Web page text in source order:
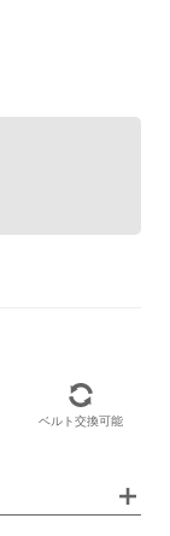
ベルト交換可能